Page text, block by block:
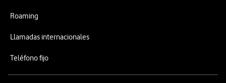
Roaming
Llamadas internacionales
Teléfono fijo